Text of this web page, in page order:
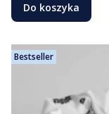
Do koszyka
Bestseller